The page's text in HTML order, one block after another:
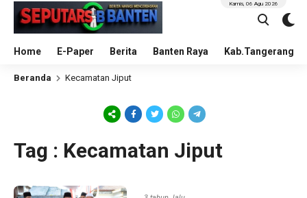
Home E-Paper Berita Banten Raya Kab.Tangerang
Kamis, 06 Agu 2026
Beranda Kecamatan Jiput
Tag : Kecamatan Jiput